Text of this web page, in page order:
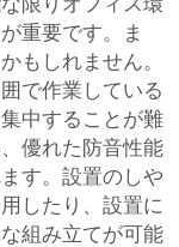
重要です。ま
もしれません。
で作業している
中することが難
優れた防音性能
す。設置のしや
したり、設置に
組み立てが可能